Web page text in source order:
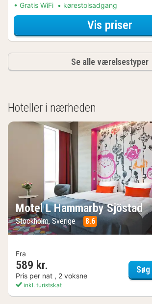
Gratis WiFi kørestolsadgang
Vis priser
Se alle værelsestyper
Hoteller i nærheden
Motel L Hammarby Sjöstad
Stockholm, Sverige 8.6
Fra
589 kr.
Pris per nat , 2 voksne
inkl. turistskat